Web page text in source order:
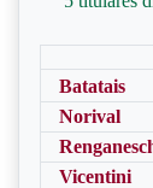
Batatais
Norival
Vicentini